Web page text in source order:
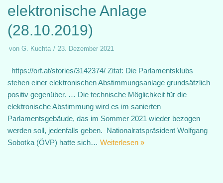
elektronische Anlage
(28.10.2019)
von G. Kuchta 23. Dezember 2021
https://orf.at/stories/3142374/ Zitat: Die Parlamentsklubs
stehen einer elektronischen Abstimmungsanlage grundsätzlich
positiv gegenüber. … Die technische Möglichkeit für die
elektronische Abstimmung wird es im sanierten
Parlamentsgebäude, das im Sommer 2021 wieder bezogen
werden soll, jedenfalls geben. Nationalratspräsident Wolfgang
Sobotka (ÖVP) hatte sich… Weiterlesen »